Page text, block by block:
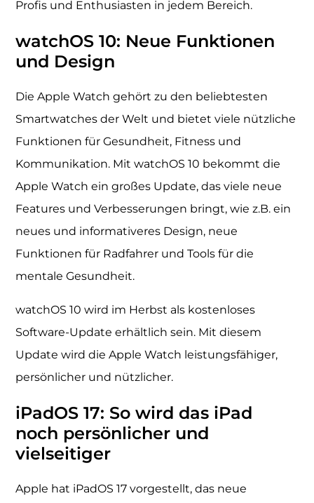
Profis und Enthusiasten in jedem Bereich.
watchOS 10: Neue Funktionen
und Design
Die Apple Watch gehört zu den beliebtesten
Smartwatches der Welt und bietet viele nützliche
Funktionen für Gesundheit, Fitness und
Kommunikation. Mit watchOS 10 bekommt die
Apple Watch ein großes Update, das viele neue
Features und Verbesserungen bringt, wie z.B. ein
neues und informativeres Design, neue
Funktionen für Radfahrer und Tools für die
mentale Gesundheit.
watchOS 10 wird im Herbst als kostenloses
Software-Update erhältlich sein. Mit diesem
Update wird die Apple Watch leistungsfähiger,
persönlicher und nützlicher.
iPadOS 17: So wird das iPad
noch persönlicher und
vielseitiger
Apple hat iPadOS 17 vorgestellt, das neue